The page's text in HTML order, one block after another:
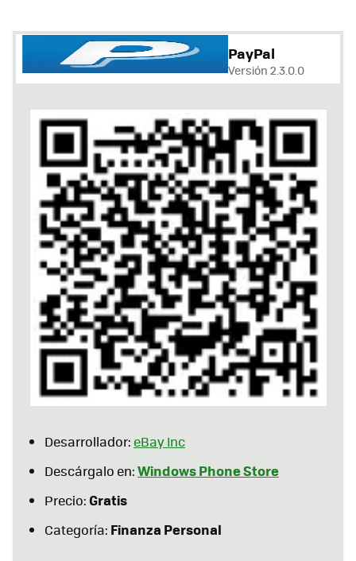
PayPal
Versión 2.3.0.0
Desarrollador: eBay Inc
Descárgalo en:Windows Phone Store
Precio:Gratis
Categoría: Finanza Personal